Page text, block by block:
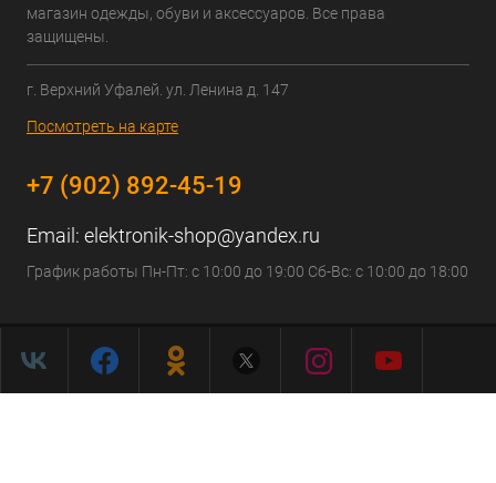
магазин одежды, обуви и аксессуаров. Все права
защищены.
г. Верхний Уфалей. ул. Ленина д. 147
Посмотреть на карте
+7 (902) 892-45-19
Email: elektronik-shop@yandex.ru
График работы Пн-Пт: с 10:00 до 19:00 Сб-Вс: с 10:00 до 18:00